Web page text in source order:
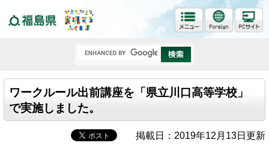
ワークルール出前講座を「県立川口高等学校」
で実施しました。
掲載日：2019年12月13日更新